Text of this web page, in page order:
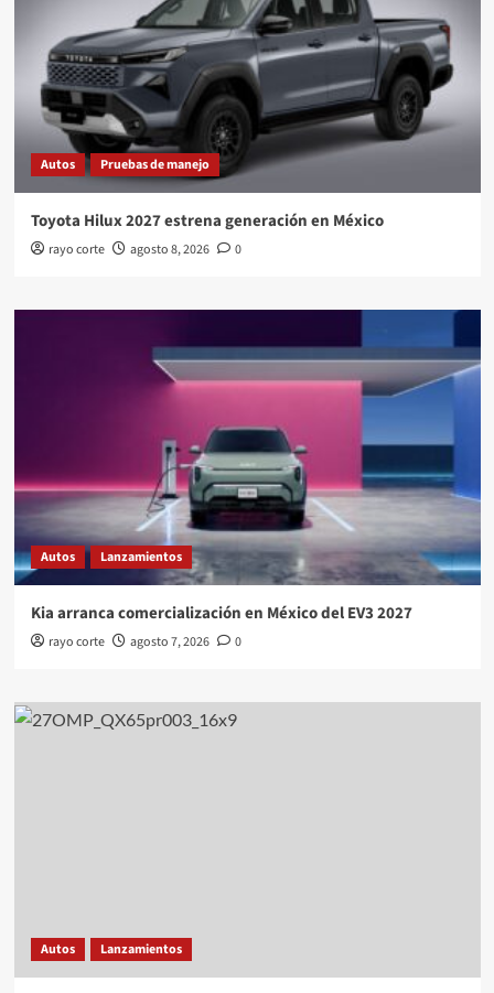
Autos Pruebas de manejo
Toyota Hilux 2027 estrena generación en México
rayo corte agosto 8, 2026 0
Autos Lanzamientos
Kia arranca comercialización en México del EV3 2027
rayo corte agosto 7, 2026 0
Autos Lanzamientos